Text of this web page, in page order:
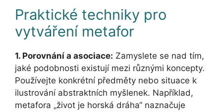
Praktické techniky pro
vytváření metafor
1. Porovnání a asociace: Zamyslete se nad tím,
jaké podobnosti existují mezi různými koncepty.
Používejte konkrétní předměty nebo situace k
ilustrování abstraktních myšlenek. Například,
metafora „život je horská dráha“ naznačuje